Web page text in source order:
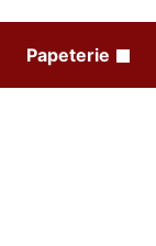
Papeterie